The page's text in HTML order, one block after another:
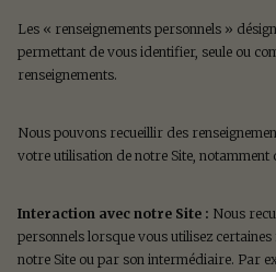
Les « renseignements personnels »
permettant de vous identifier, seule ou
renseignements.
Nous pouvons recueillir des
votre utilisation de notre Site, notamment
Interaction avec notre Site : Nous
personnels lorsque vous utilisez
notre Site ou par son intermédiaire. Par